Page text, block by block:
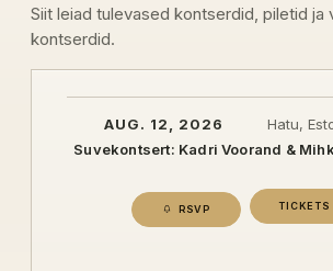
Siit leiad tulevased kontserdid, piletid ja
kontserdid.
AUG. 12, 2026
Hatu,
Suvekontsert: Kadri Voorand &
RSVP TICKETS